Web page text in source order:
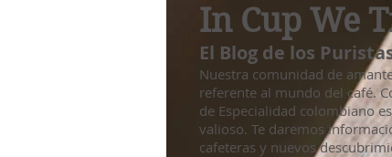
In Cup We
El Blog de los
Nuestra comunidad de
referente al mundo del café.
de Especialidad colombiano
valioso. Te daremos
cafeteras y nuevos